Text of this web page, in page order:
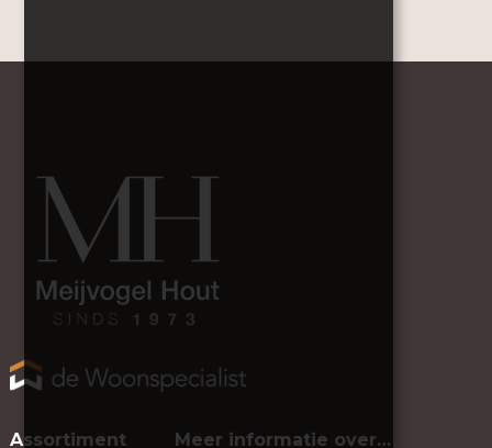
Assortiment
Meer informatie over…